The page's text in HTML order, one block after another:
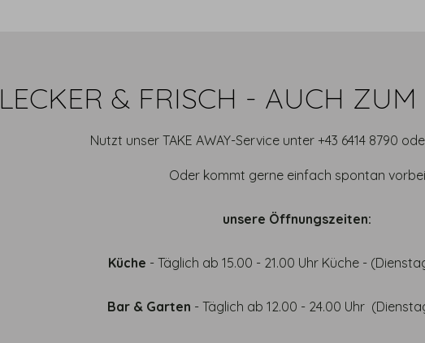
LECKER & FRISCH - AUCH
Nutzt unser TAKE AWAY-Service unter +43 6414 8790
Oder kommt gerne einfach spontan
unsere Öffnungszeiten:
Küche - Täglich ab 15.00 - 21.00 Uhr Küche -
Bar & Garten - Täglich ab 12.00 - 24.00 Uhr